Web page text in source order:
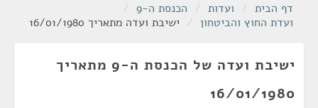
דף הבית / ועדות / הכנסת ה-9
/
ועדת החוץ והביטחון / ישיבת ועדה מתאריך 16/01/1980
ישיבת ועדה של הכנסת ה-9 מתאריך
16/01/1980